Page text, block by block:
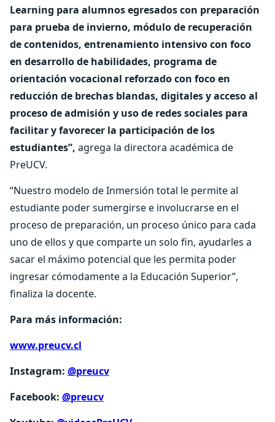
Learning para alumnos egresados con preparación
para prueba de invierno, módulo de recuperación
de contenidos, entrenamiento intensivo con foco
en desarrollo de habilidades, programa de
orientación vocacional reforzado con foco en
reducción de brechas blandas, digitales y acceso al
proceso de admisión y uso de redes sociales para
facilitar y favorecer la participación de los
estudiantes”, agrega la directora académica de
PreUCV.
“Nuestro modelo de Inmersión total le permite al
estudiante poder sumergirse e involucrarse en el
proceso de preparación, un proceso único para cada
uno de ellos y que comparte un solo fin, ayudarles a
sacar el máximo potencial que les permita poder
ingresar cómodamente a la Educación Superior”,
finaliza la docente.
Para más información:
www.preucv.cl
Instagram: @preucv
Facebook: @preucv